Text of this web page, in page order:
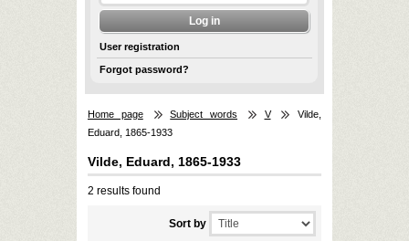
User registration
Forgot password?
Home page Subject words V
Vilde,
Eduard, 1865-1933
Vilde, Eduard, 1865-1933
2 results found
Sort by